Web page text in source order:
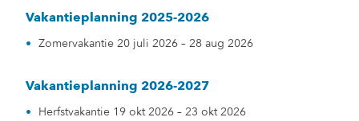
Vakantieplanning 2025-2026
Zomervakantie 20 juli 2026 – 28 aug 2026
Vakantieplanning 2026-2027
Herfstvakantie 19 okt 2026 – 23 okt 2026